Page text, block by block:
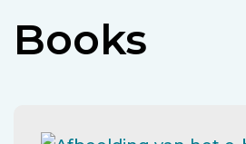
Books